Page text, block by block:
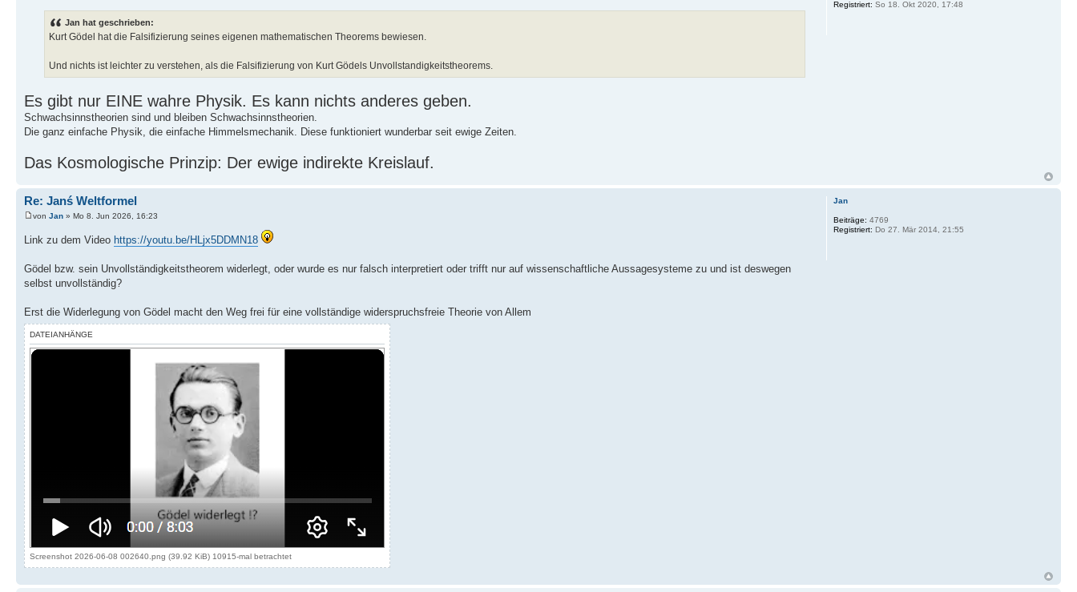
Jan hat geschrieben:
Kurt Gödel hat die Falsifizierung seines eigenen mathematischen Theorems bewiesen.
Und nichts ist leichter zu verstehen, als die Falsifizierung von Kurt Gödels Unvollstandigkeitstheorems.
Es gibt nur EINE wahre Physik. Es kann nichts anderes geben.
Schwachsinnstheorien sind und bleiben Schwachsinnstheorien.
Die ganz einfache Physik, die einfache Himmelsmechanik. Diese funktioniert wunderbar seit ewige Zeiten.
Das Kosmologische Prinzip: Der ewige indirekte Kreislauf.
Registriert: So 18. Okt 2020, 17:48
Re: Janś Weltformel
von Jan » Mo 8. Jun 2026, 16:23
Link zu dem Video https://youtu.be/HLjx5DDMN18
Gödel bzw. sein Unvollständigkeitstheorem widerlegt, oder wurde es nur falsch interpretiert oder trifft nur auf wissenschaftliche Aussagesysteme zu und ist deswegen
selbst unvollständig?
Erst die Widerlegung von Gödel macht den Weg frei für eine vollständige widerspruchsfreie Theorie von Allem
DATEIANHÄNGE
Screenshot 2026-06-08 002640.png (39.92 KiB) 10915-mal betrachtet
Jan
Beiträge: 4769
Registriert: Do 27. Mär 2014, 21:55